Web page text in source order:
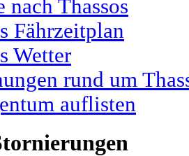
nach Thassos
Fährzeitplan
Wetter
rund um
auflisten